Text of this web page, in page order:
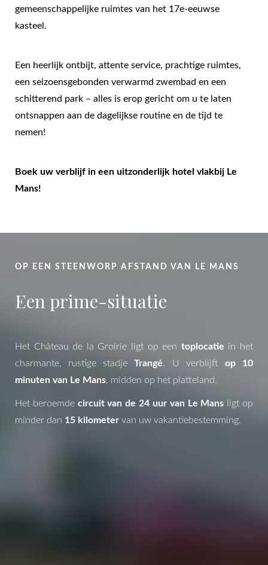
gemeenschappelijke ruimtes van het 17e-eeuwse
kasteel.
Een heerlijk ontbijt, attente service, prachtige ruimtes,
een seizoensgebonden verwarmd zwembad en een
schitterend park – alles is erop gericht om u te laten
ontsnappen aan de dagelijkse routine en de tijd te
nemen!
Boek uw verblijf in een uitzonderlijk hotel vlakbij Le
Mans!
OP EEN STEENWORP AFSTAND VAN LE MANS
Een prime-situatie
Het Château de la Groirie ligt op een toplocatie in het
charmante, rustige stadjeTrangé. U verblijft op 10
minuten van Le Mans, midden op het platteland.
Het beroemde circuit van de 24 uur van Le Mans ligt op
minder dan 15 kilometer van uw vakantiebestemming.